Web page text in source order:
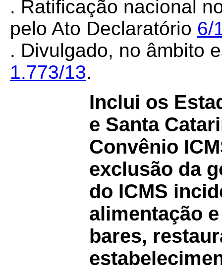
. Ratificação nacional
pelo Ato Declaratório 6/
. Divulgado, no âmbito
1.773/13.
Inclui os
e Santa
Convênio
exclusão da
do ICMS
alimentação
bares,